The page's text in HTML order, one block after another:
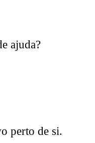
ajuda?
perto de si.